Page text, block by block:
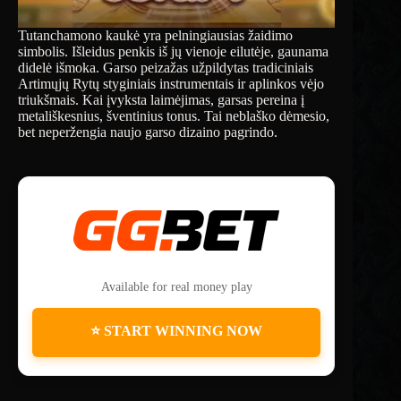
Tutanchamono kaukė yra pelningiausias žaidimo
simbolis. Išleidus penkis iš jų vienoje eilutėje, gaunama
didelė išmoka. Garso peizažas užpildytas tradiciniais
Artimųjų Rytų styginiais instrumentais ir aplinkos vėjo
triukšmais. Kai įvyksta laimėjimas, garsas pereina į
metališkesnius, šventinius tonus. Tai neblaško dėmesio,
bet neperžengia naujo garso dizaino pagrindo.
Available for real money play
⭐ START WINNING NOW